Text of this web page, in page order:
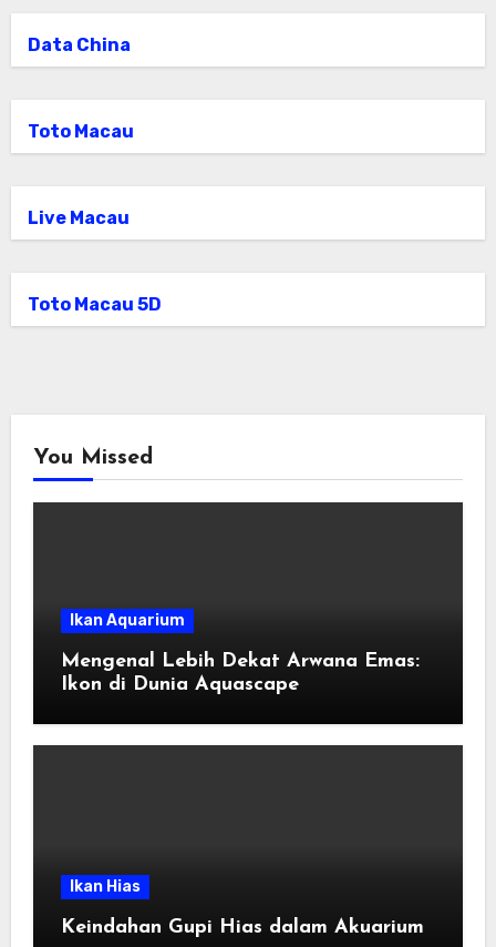
Data China
Toto Macau
Live Macau
Toto Macau 5D
You Missed
Ikan Aquarium
Mengenal Lebih Dekat Arwana Emas:
Ikon di Dunia Aquascape
Ikan Hias
Keindahan Gupi Hias dalam Akuarium